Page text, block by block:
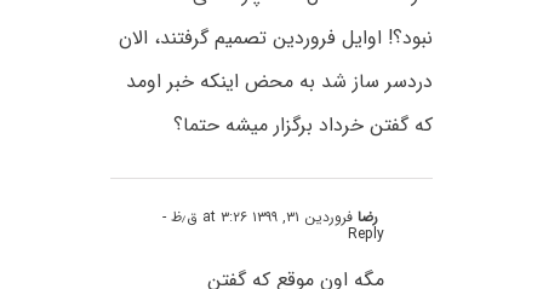
نبود؟! اوایل فروردین تصمیم گرفتند، الان
دردسر ساز شد به محض اینکه خبر اومد
که گفتن خرداد برگزار میشه حتما؟
رضافروردین ۳۱, ۱۳۹۹ at ۳:۲۶ ق٫ظ -
Reply
مگه اون موقع که گفتن